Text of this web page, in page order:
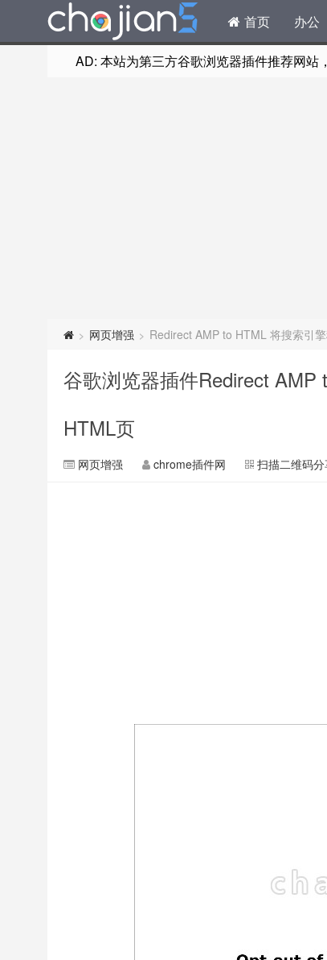
首页 办公
AD: 本站为第三方谷歌浏览器插件推荐网站
> 网页增强 > Redirect AMP to HTML 将搜索引
谷歌浏览器插件Redirect
HTML页
网页增强 chrome插件网 扫描二维码